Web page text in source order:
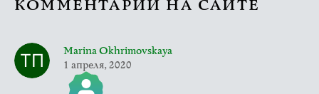
КОММЕНТАРИИ НА САЙТЕ
Marina Okhrimovskaya
1 апреля, 2020